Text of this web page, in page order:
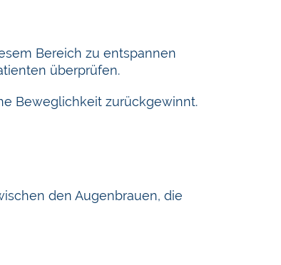
Bereich zu entspannen
überprüfen.
Beweglichkeit zurückgewinnt.
den Augenbrauen, die